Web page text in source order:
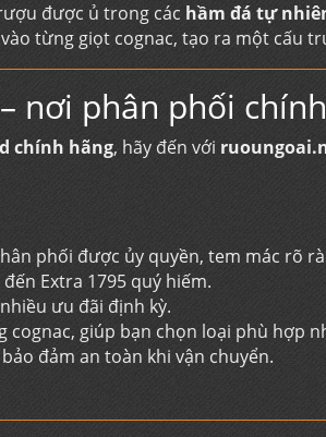
được ủ trong các hầm đá tự
từng giọt cognac, tạo ra một cấu
nơi phân phối
chính hãng, hãy đến với
phối được ủy quyền, tem mác rõ
đến Extra 1795 quý hiếm.
ưu đãi định kỳ.
giúp bạn chọn loại phù hợp
đảm an toàn khi vận chuyển.